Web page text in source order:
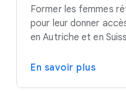
Former les femmes
pour leur donner
en Autriche et en
En savoir plus